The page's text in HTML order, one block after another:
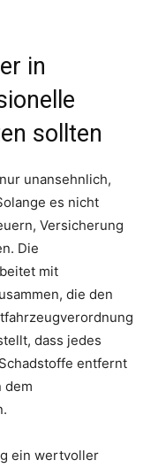
in
sollten
unansehnlich,
es nicht
Versicherung
Die
mit
die den
dass jedes
entfernt
dem
ein wertvoller